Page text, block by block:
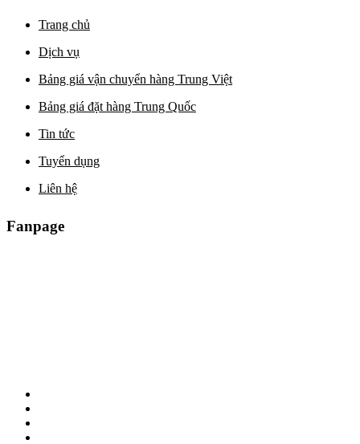
Trang chủ
Dịch vụ
Bảng giá vận chuyển hàng Trung Việt
Bảng giá đặt hàng Trung Quốc
Tin tức
Tuyển dụng
Liên hệ
Fanpage